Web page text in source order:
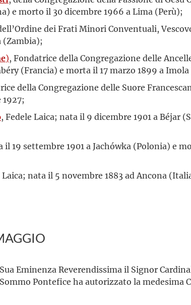
e morto il 30 dicembre 1966 a Lima (Perù);
dei Frati Minori Conventuali,
(Zambia);
), Fondatrice della Congregazione delle
(Francia) e morta il 17 marzo 1899 a
della Congregazione delle Suore
, Fedele Laica; nata il 9 dicembre 1901 a Béjar
il 19 settembre 1901 a Jachówka (Polonia) e
Laica; nata il 5 novembre 1883 ad Ancona
Eminenza Reverendissima il Signor
Pontefice ha autorizzato la medesima